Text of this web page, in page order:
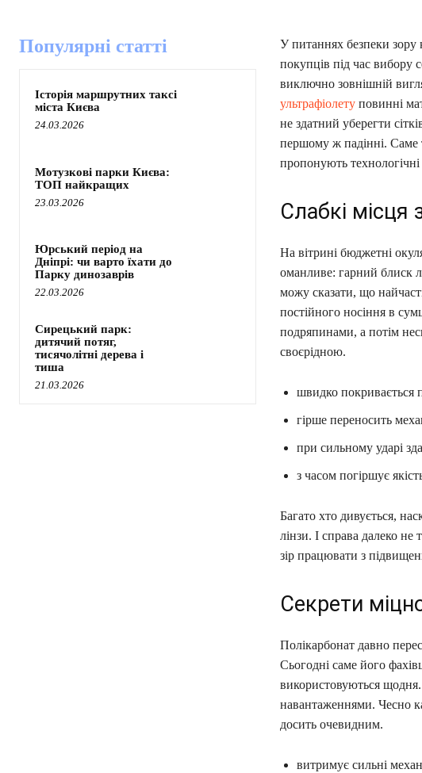
Популярні статті
Історія маршрутних таксі
міста Києва
24.03.2026
Мотузкові парки Києва:
ТОП найкращих
23.03.2026
Юрський період на
Дніпрі: чи варто їхати до
Парку динозаврів
22.03.2026
Сирецький парк:
дитячий потяг,
тисячолітні дерева і
тиша
21.03.2026
У питаннях безпеки зору
покупців під час вибору
виключно зовнішній
ультрафіолетуповинні
не здатний уберегти
першому ж падінні. Саме
пропонують
Слабкі місця
На вітрині бюджетні
оманливе: гарний блиск
можу сказати, що
постійного носіння в
подряпинами, а потім
своєрідною.
швидко покривається
гірше переносить
при сильному ударі
з часом погіршує
Багато хто дивується,
лінзи. І справа далеко
зір працювати з
Секрети
Полікарбонат давно
Сьогодні саме його
використовуються
навантаженнями. Чесно
досить очевидним.
витримує сильні